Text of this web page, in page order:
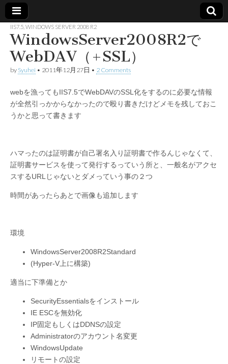
Made in
container
IIS7.5 WINDOWS SERVER 2008 R2
WindowsServer2008R2で
WebDAV（+SSL）
by Syuhei • 2011年12月27日 • 2 Comments
webを漁ってもIIS7.5でWebDAVのSSL化をするのに必要な情報
が全然引っかからなかったので殴り書きだけどメモを残しておこ
うかと思って書きます
ハマったのは証明書が自己署名入り証明書で作るんじゃなくて、
証明書サービスを使って発行するっていう所と、一般名がアクセ
スするURLじゃないとダメっていう事の２つ
時間があったらあとで画像も追加します
環境
WindowsServer2008R2Standard
(Hyper-V上に構築)
適当に下準備とか
SecurityEssentialsをインストール
IE ESCを無効化
IP固定もしくはDDNSの設定
Administratorのアカウント名変更
WindowsUpdate
リモートの設定